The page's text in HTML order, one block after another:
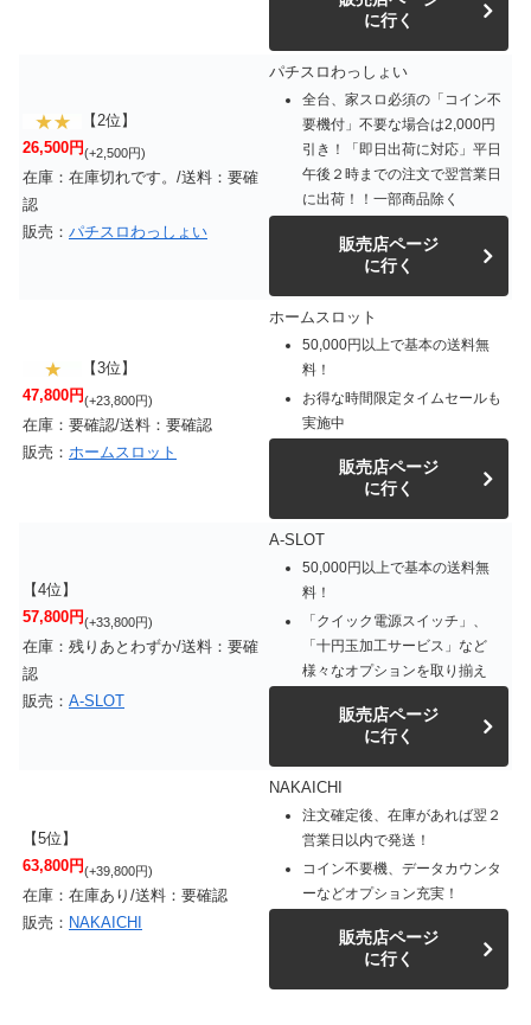
に行く
【2位】
26,500円(+2,500円)
在庫：在庫切れです。/送料：要確
認
販売： パチスロわっしょい
パチスロわっしょい
全台、家スロ必須の「コイン不
要機付」不要な場合は2,000円
引き！「即日出荷に対応」平日
午後２時までの注文で翌営業日
に出荷！！一部商品除く
販売店ページ
に行く
【3位】
47,800円(+23,800円)
在庫：要確認/送料：要確認
販売： ホームスロット
ホームスロット
50,000円以上で基本の送料無
料！
お得な時間限定タイムセールも
実施中
販売店ページ
に行く
【4位】
57,800円(+33,800円)
在庫：残りあとわずか/送料：要確
認
販売： A-SLOT
A-SLOT
50,000円以上で基本の送料無
料！
「クイック電源スイッチ」、
「十円玉加工サービス」など
様々なオプションを取り揃え
販売店ページ
に行く
【5位】
63,800円(+39,800円)
在庫：在庫あり/送料：要確認
販売： NAKAICHI
NAKAICHI
注文確定後、在庫があれば翌２
営業日以内で発送！
コイン不要機、データカウンタ
ーなどオプション充実！
販売店ページ
に行く